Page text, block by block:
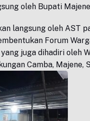
oleh Bupati
langsung oleh AST
Forum
juga dihadiri oleh
Camba, Majene,